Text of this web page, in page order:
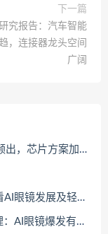
下一篇
究报告：汽车智能
，连接器龙头空间
广阔
芯片方案加速涌现
展及轻工标的布局
能眼镜加速迈向千亿市场